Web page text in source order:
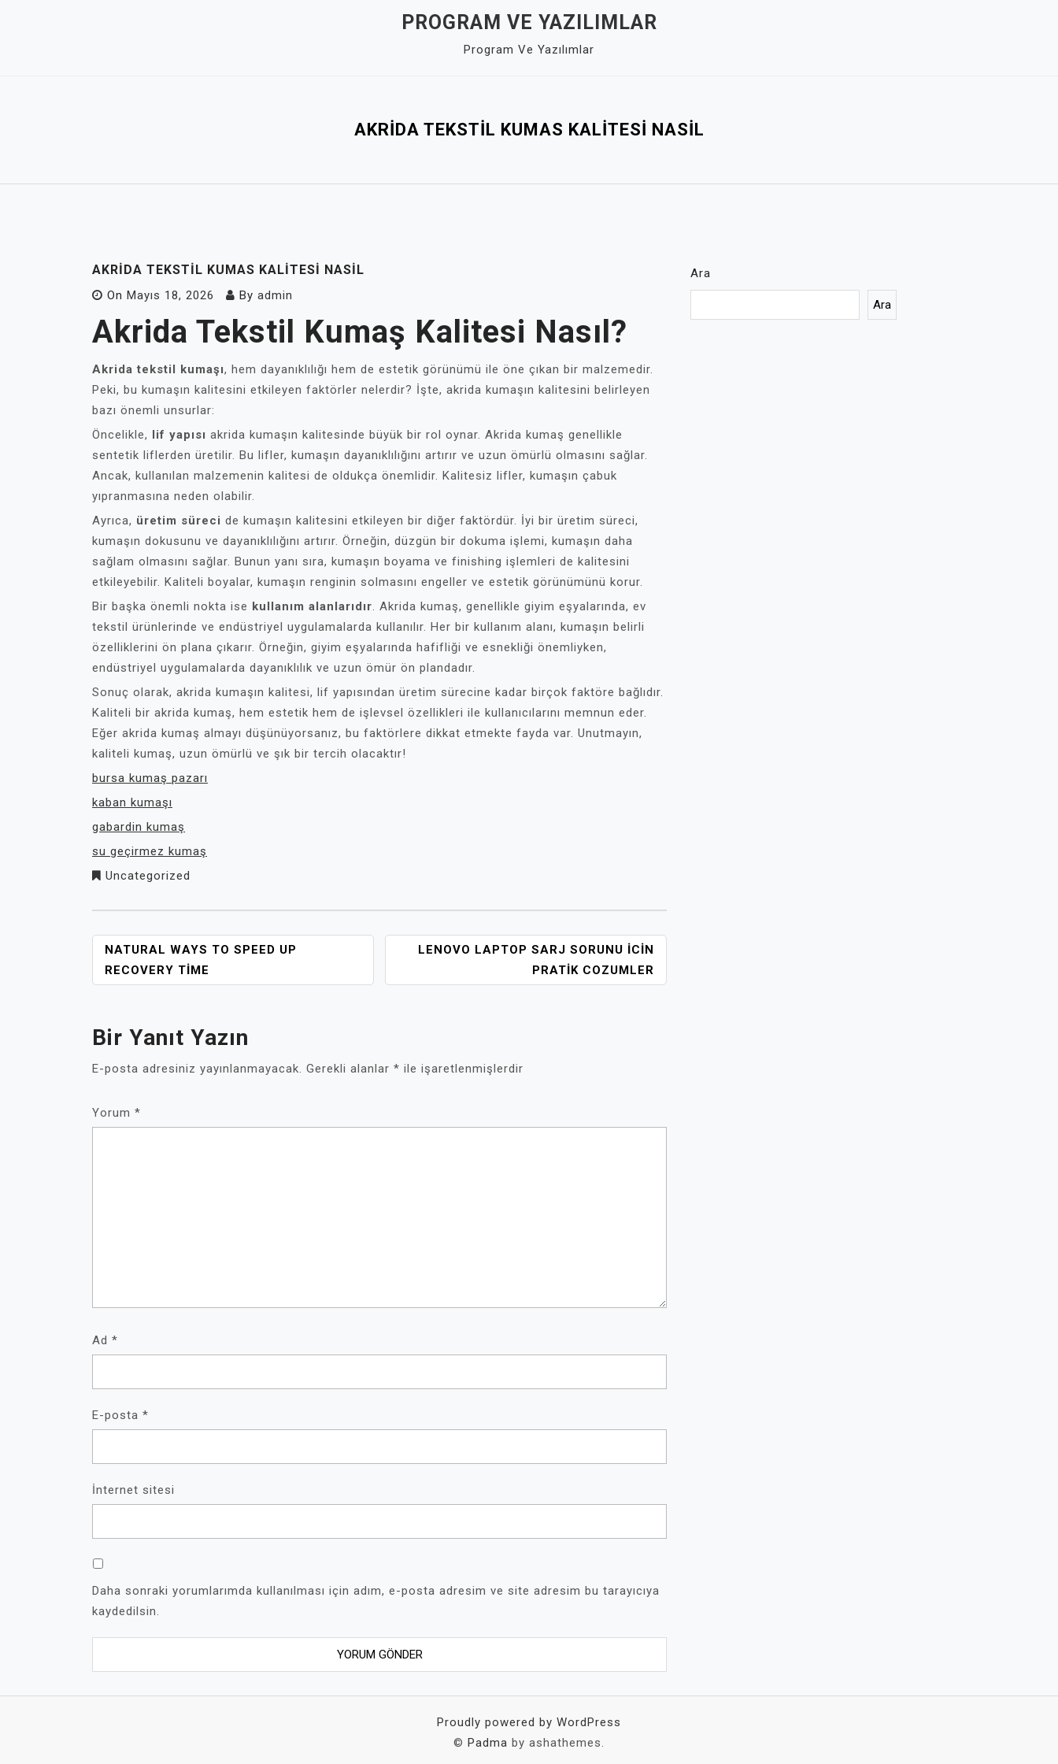
PROGRAM VE YAZILIMLAR
Program Ve Yazılımlar
AKRIDA TEKSTIL KUMAS KALITESI NASIL
AKRIDA TEKSTIL KUMAS KALITESI NASIL
On Mayıs 18, 2026 By admin
Akrida Tekstil Kumaş Kalitesi Nasıl?
Akrida tekstil kumaşı, hem dayanıklılığı hem de estetik görünümü ile öne çıkan bir malzemedir.
Peki, bu kumaşın kalitesini etkileyen faktörler nelerdir? İşte, akrida kumaşın kalitesini belirleyen
bazı önemli unsurlar:
Öncelikle, lif yapısı akrida kumaşın kalitesinde büyük bir rol oynar. Akrida kumaş genellikle
sentetik liflerden üretilir. Bu lifler, kumaşın dayanıklılığını artırır ve uzun ömürlü olmasını sağlar.
Ancak, kullanılan malzemenin kalitesi de oldukça önemlidir. Kalitesiz lifler, kumaşın çabuk
yıpranmasına neden olabilir.
Ayrıca, üretim süreci de kumaşın kalitesini etkileyen bir diğer faktördür. İyi bir üretim süreci,
kumaşın dokusunu ve dayanıklılığını artırır. Örneğin, düzgün bir dokuma işlemi, kumaşın daha
sağlam olmasını sağlar. Bunun yanı sıra, kumaşın boyama ve finishing işlemleri de kalitesini
etkileyebilir. Kaliteli boyalar, kumaşın renginin solmasını engeller ve estetik görünümünü korur.
Bir başka önemli nokta ise kullanım alanlarıdır. Akrida kumaş, genellikle giyim eşyalarında, ev
tekstil ürünlerinde ve endüstriyel uygulamalarda kullanılır. Her bir kullanım alanı, kumaşın belirli
özelliklerini ön plana çıkarır. Örneğin, giyim eşyalarında hafifliği ve esnekliği önemliyken,
endüstriyel uygulamalarda dayanıklılık ve uzun ömür ön plandadır.
Sonuç olarak, akrida kumaşın kalitesi, lif yapısından üretim sürecine kadar birçok faktöre bağlıdır.
Kaliteli bir akrida kumaş, hem estetik hem de işlevsel özellikleri ile kullanıcılarını memnun eder.
Eğer akrida kumaş almayı düşünüyorsanız, bu faktörlere dikkat etmekte fayda var. Unutmayın,
kaliteli kumaş, uzun ömürlü ve şık bir tercih olacaktır!
bursa kumaş pazarı
kaban kumaşı
gabardin kumaş
su geçirmez kumaş
Uncategorized
YAZI
GEZINMESI
NATURAL WAYS TO SPEED UP
RECOVERY TIME
LENOVO LAPTOP SARJ SORUNU İCIN
PRATIK COZUMLER
Bir Yanıt Yazın
E-posta adresiniz yayınlanmayacak. Gerekli alanlar * ile işaretlenmişlerdir
Yorum *
Ad *
E-posta *
İnternet sitesi
Daha sonraki yorumlarımda kullanılması için adım, e-posta adresim ve site adresim bu tarayıcıya
kaydedilsin.
Ara
Ara
Proudly powered by WordPress
© Padma by ashathemes.